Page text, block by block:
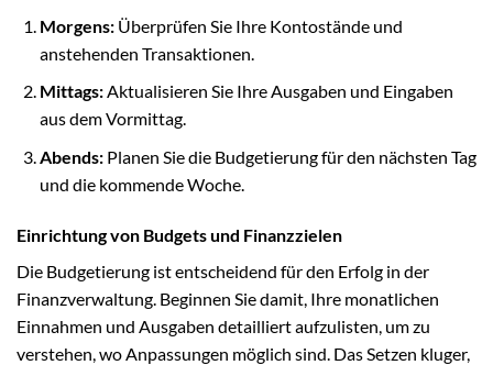
Morgens:Überprüfen Sie Ihre Kontostände und
anstehenden Transaktionen.
Mittags:Aktualisieren Sie Ihre Ausgaben und Eingaben
aus dem Vormittag.
Abends:Planen Sie die Budgetierung für den nächsten Tag
und die kommende Woche.
Einrichtung von Budgets und Finanzzielen
Die Budgetierung ist entscheidend für den Erfolg in der
Finanzverwaltung. Beginnen Sie damit, Ihre monatlichen
Einnahmen und Ausgaben detailliert aufzulisten, um zu
verstehen, wo Anpassungen möglich sind. Das Setzen kluger,